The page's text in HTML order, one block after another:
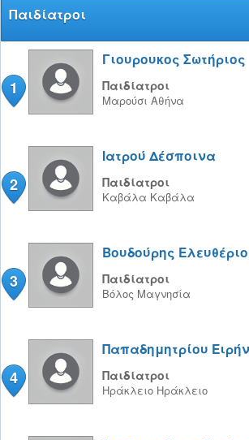
Παιδίατροι
1
Γιουρουκος Σωτήριος
Παιδίατροι
Μαρούσι Αθήνα
2
Ιατρού Δέσποινα
Παιδίατροι
Καβάλα Καβάλα
3
Βουδούρης
Παιδίατροι
Βόλος Μαγνησία
4
Παπαδημητρίου
Παιδίατροι
Ηράκλειο Ηράκλειο